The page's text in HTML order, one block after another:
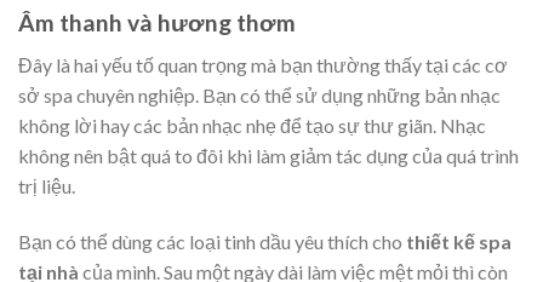
Âm thanh và hương thơm
Đây là hai yếu tố quan trọng mà bạn thường thấy tại các cơ
sở spa chuyên nghiệp. Bạn có thể sử dụng những bản nhạc
không lời hay các bản nhạc nhẹ để tạo sự thư giãn. Nhạc
không nên bật quá to đôi khi làm giảm tác dụng của quá trình
trị liệu.
Bạn có thể dùng các loại tinh dầu yêu thích cho thiết kế spa
tại nhà của mình. Sau một ngày dài làm việc mệt mỏi thì còn